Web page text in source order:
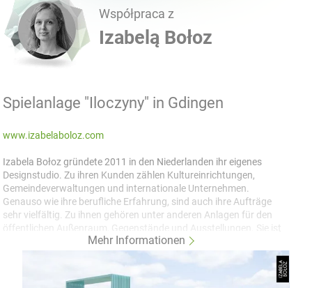
Współpraca z
Izabelą Bołoz
Spielanlage "Iloczyny" in Gdingen
www.izabelaboloz.com
Izabela Bołoz gründete 2011 in den Niederlanden ihr eigenes
Designstudio. Zu ihren Kunden zählen Kultureinrichtungen,
Gemeindeverwaltungen und internationale Unternehmen.
Genauso wie ihre berufliche Erfahrung, sind auch ihre Aufträge
sehr vielfältig. Zu ihnen gehören unter anderen Anlagen für den
öffentlichen Außenraum, Gegenstände und Ausstellungen. Sie ist
Referentin an der Technischen Hochschule in Eindhoven und
führte auch Lehrveranstaltungen unter anderen an der School of
Form in Posen und an der Design Academy Eindhoven. ZANO
hatte die Möglichkeit die Spielanlage „Iloczyny“ zu konstruieren
Mehr Informationen